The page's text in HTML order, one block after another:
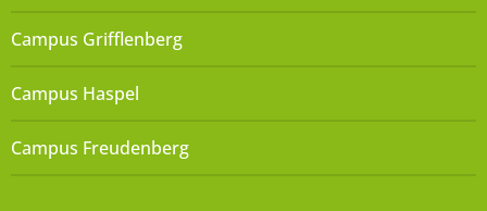
Campus Grifflenberg
Campus Haspel
Campus Freudenberg